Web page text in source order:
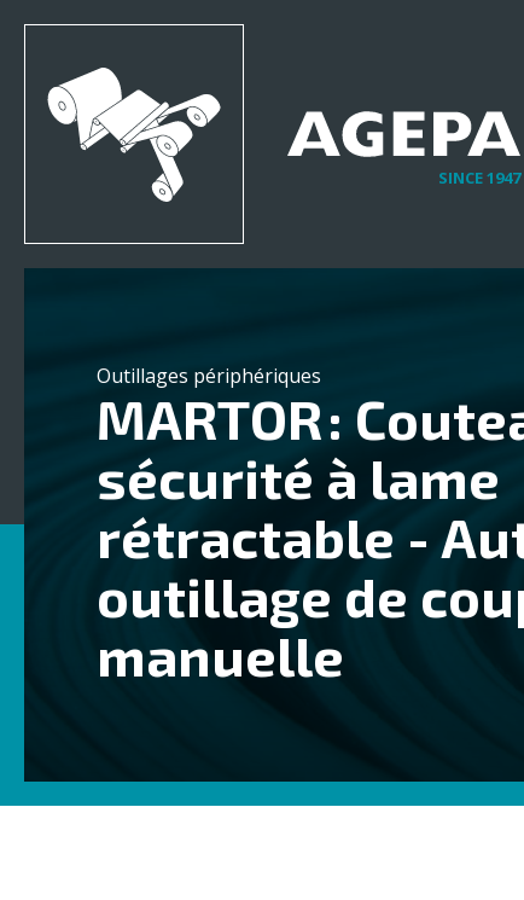
SINCE 1947
Outillages périphériques
MARTOR :
sécurité à lame
rétractable -
outillage de
manuelle